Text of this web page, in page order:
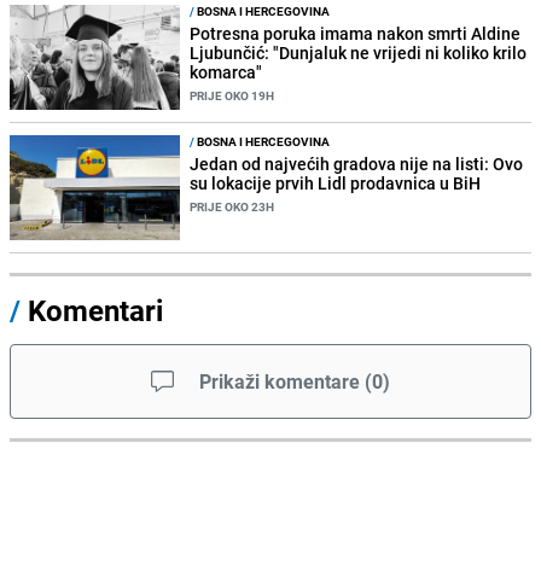
/BOSNA I HERCEGOVINA
Potresna poruka imama nakon smrti Aldine
Ljubunčić: "Dunjaluk ne vrijedi ni koliko krilo
komarca"
PRIJE OKO 19H
/BOSNA I HERCEGOVINA
Jedan od najvećih gradova nije na listi: Ovo
su lokacije prvih Lidl prodavnica u BiH
PRIJE OKO 23H
/ Komentari
Prikaži komentare (0)